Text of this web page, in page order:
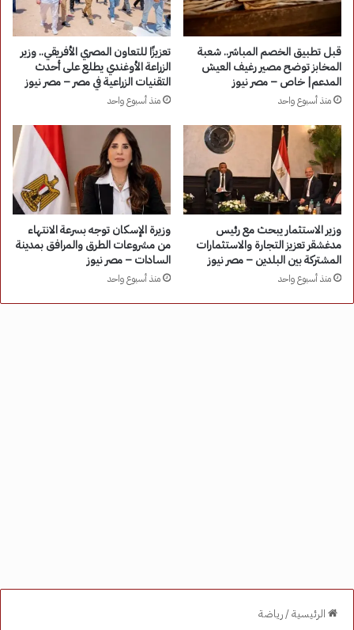
قبل تطبيق الخصم المباشر.. شعبة
المخابز توضح مصير رغيف العيش
المدعم| خاص – مصر نيوز
منذ أسبوع واحد
تعزيزًا للتعاون المصري الأفريقي.. وزير
الزراعة الأوغندي يطلع على أحدث
التقنيات الزراعية في مصر – مصر نيوز
منذ أسبوع واحد
وزير الاستثمار يبحث مع رئيس
مدغشقر تعزيز التجارة والاستثمارات
المشتركة بين البلدين – مصر نيوز
منذ أسبوع واحد
وزيرة الإسكان توجه بسرعة الانتهاء
من مشروعات الطرق والمرافق بمدينة
السادات – مصر نيوز
منذ أسبوع واحد